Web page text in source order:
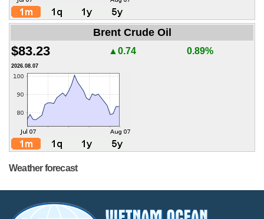
Brent Crude Oil
$83.23 ▲0.74 0.89%
2026.08.07
Weather forecast